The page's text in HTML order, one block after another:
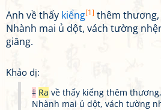
Anh về thấy kiểng[1] thêm thương,
Nhành mai ủ dột, vách tường
giăng.
Khảo dị:
‡ Ra về thấy kiểng thêm thương,
Nhành mai ủ dột, vách tường